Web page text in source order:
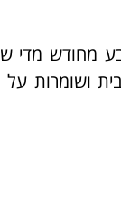
מחודש מדי
ושומרות